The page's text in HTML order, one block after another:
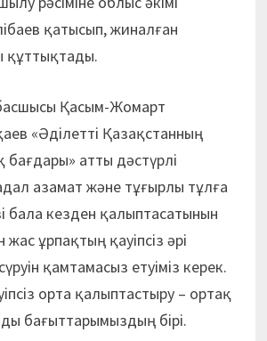
қатысып, жиналған
Қасым-Жомарт
«Әділетті Қазақстанның
атты дәстүрлі
азамат және тұғырлы тұлға
бала кезден қалыптасатынын
ұрпақтың қауіпсіз әрі
қамтамасыз етуіміз керек.
орта қалыптастыру – ортақ
бағыттарымыздың бірі.